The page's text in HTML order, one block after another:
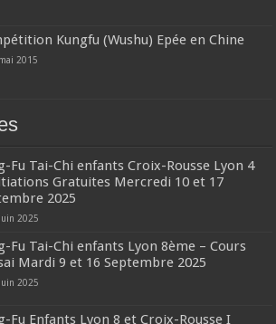
Kungfu (Wushu) Epée en Chine
2015
Fu Tai-Chi enfants Croix-Rousse Lyon 4
Gratuites Mercredi 10 et 17
2025
2025
Fu Tai-Chi enfants Lyon 8ème – Cours
Mardi 9 et 16 Septembre 2025
2025
Fu Enfants Lyon 8 et Croix-Rousse I